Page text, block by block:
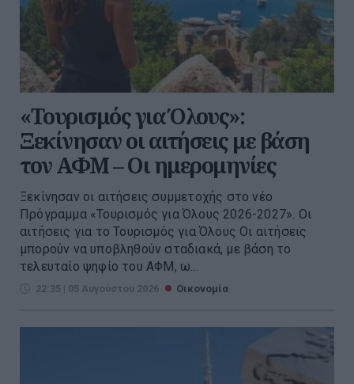
«Τουρισμός για Όλους»:
Ξεκίνησαν οι αιτήσεις με βάση
τον ΑΦΜ – Οι ημερομηνίες
Ξεκίνησαν οι αιτήσεις συμμετοχής στο νέο
Πρόγραμμα «Τουρισμός για Όλους 2026-2027». Οι
αιτήσεις για το Τουρισμός για Όλους Οι αιτήσεις
μπορούν να υποβληθούν σταδιακά, με βάση το
τελευταίο ψηφίο του ΑΦΜ, ω...
22:35 | 05 Αυγούστου 2026 Οικονομία